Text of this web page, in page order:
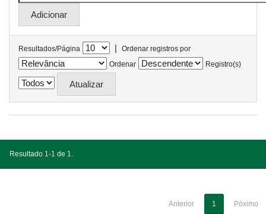
Resultados/Página |
Ordenar registros por
Ordenar
Registro(s)
Resultado 1-1 de 1.
Anterior 1 Póximo